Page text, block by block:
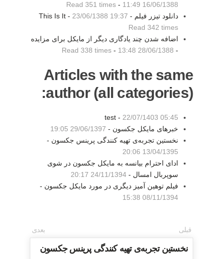
16/06/1388 11:49
-
Read 351 times
دانلود تیزر فیلم This Is It -
23/06/1388 19:37 -
Read 342 times
اضافه شدن چند یادگاری دیگر از مایکل برای مزایده
-
28/06/1388 13:48
-
Read 338 times
Articles with the same
author (all categories):
test - 22/07/1403 05:45
خبرهای مایکل جکسون - 29/06/1397 19:05
نخستین تجربه‌ی تهیه کنندگی پرینس جکسون -
13/04/1395 20:06
ادای احترام بیانسه به مایکل جکسون در شوی
سوپربال امسال - 24/11/1394 20:17
فیلم توهین آمیز دیگری در مورد مایکل جکسون -
08/11/1394 15:38
قبلی بعدی
نخستین تجربه‌ی تهیه کنندگی پرینس جکسون